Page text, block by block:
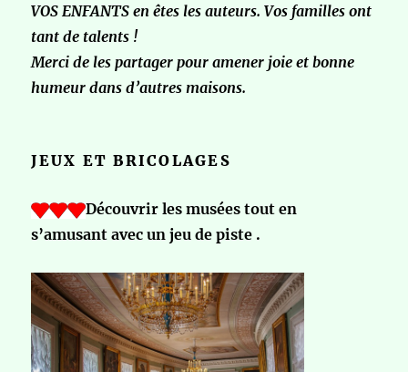
VOS ENFANTS en êtes les auteurs. Vos familles ont
tant de talents !
Merci de les partager pour amener joie et bonne
humeur dans d’autres maisons.
JEUX ET BRICOLAGES
Découvrir les musées tout en
s’amusant avec un jeu de piste .